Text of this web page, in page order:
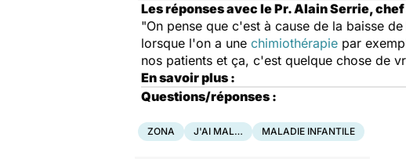
Les réponses avec le Pr. Alain Serrie,
"On pense que c'est à cause de la baisse
lorsque l'on a une chimiothérapie par
nos patients et ça, c'est quelque chose de
En savoir plus :
Questions/réponses :
ZONA J'AI MAL… MALADIE INFANTILE